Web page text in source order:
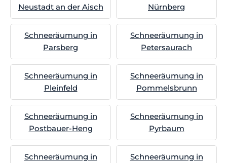
Neustadt an der Aisch
Nürnberg
Schneeräumung in
Parsberg
Schneeräumung in
Petersaurach
Schneeräumung in
Pleinfeld
Schneeräumung in
Pommelsbrunn
Schneeräumung in
Postbauer-Heng
Schneeräumung in
Pyrbaum
Schneeräumung in
Schneeräumung in